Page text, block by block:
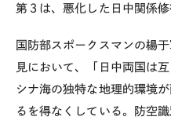
第３は、悪化した日中関係修
国防部スポークスマンの楊
見において、「日中両国は
シナ海の独特な地理的環境
るを得なくしている。防空